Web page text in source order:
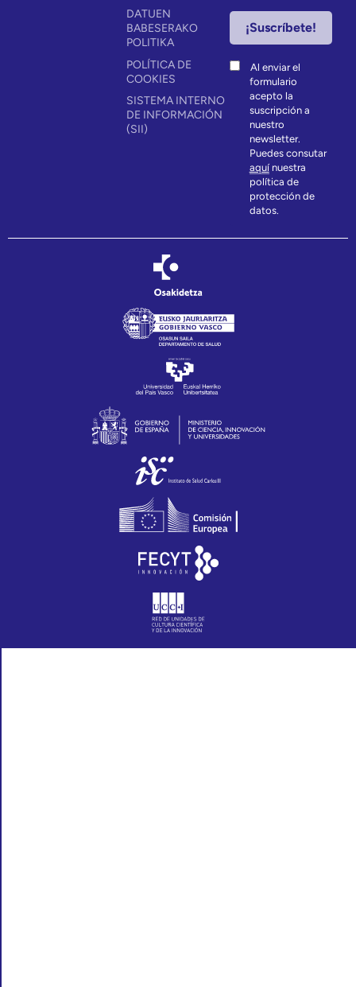
DATUEN
BABESERAKO
POLITIKA
POLÍTICA DE
COOKIES
SISTEMA INTERNO
DE INFORMACIÓN
(SII)
Al enviar el
formulario
acepto la
suscripción a
nuestro
newsletter.
Puedes consutar
aquínuestra
política de
protección de
datos.